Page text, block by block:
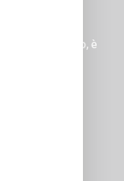
ma uno
esperienza la
Beh, al Q-bo, è